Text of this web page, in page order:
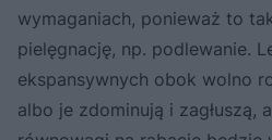
wymaganiach, ponieważ to
pielęgnację, np. podlewanie.
ekspansywnych obok wolno
albo je zdominują i zagłuszą,